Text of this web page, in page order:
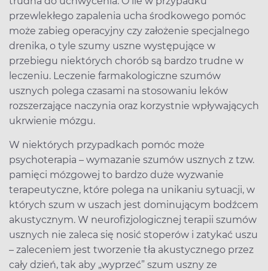
przewlekłego zapalenia ucha środkowego pomóc
może zabieg operacyjny czy założenie specjalnego
drenika, o tyle szumy uszne występujące w
przebiegu niektórych chorób są bardzo trudne w
leczeniu. Leczenie farmakologiczne szumów
usznych polega czasami na stosowaniu leków
rozszerzające naczynia oraz korzystnie wpływających
ukrwienie mózgu.
W niektórych przypadkach pomóc może
psychoterapia – wymazanie szumów usznych z tzw.
pamięci mózgowej to bardzo duże wyzwanie
terapeutyczne, które polega na unikaniu sytuacji, w
których szum w uszach jest dominującym bodźcem
akustycznym. W neurofizjologicznej terapii szumów
usznych nie zaleca się nosić stoperów i zatykać uszu
– zaleceniem jest tworzenie tła akustycznego przez
cały dzień, tak aby „wyprzeć” szum uszny ze